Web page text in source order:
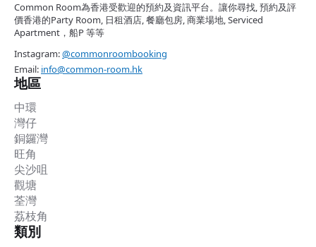
Common Room為香港受歡迎的預約及資訊平台。讓你尋找, 預約及評
價香港的Party Room, 日租酒店, 餐廳包房, 商業場地, Serviced
Apartment，船P 等等
Instagram:@commonroombooking
Email: info@common-room.hk
地區
中環
灣仔
銅鑼灣
旺角
尖沙咀
觀塘
荃灣
荔枝角
類別